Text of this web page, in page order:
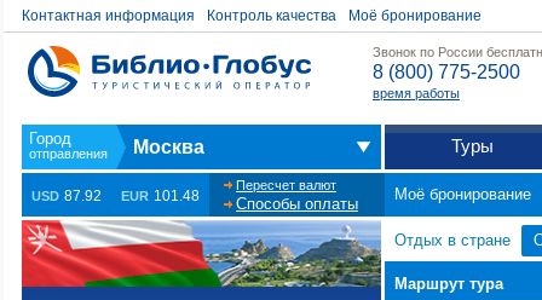
Контактная информация Контроль качества Моё бронирование
Звонок по России
8 (800) 775-2500
время работы
Москва Туры
USD 87.92 EUR 101.48
Пересчет валют
Способы оплаты
Моё бронирование
Отдых в стране
Маршрут тура